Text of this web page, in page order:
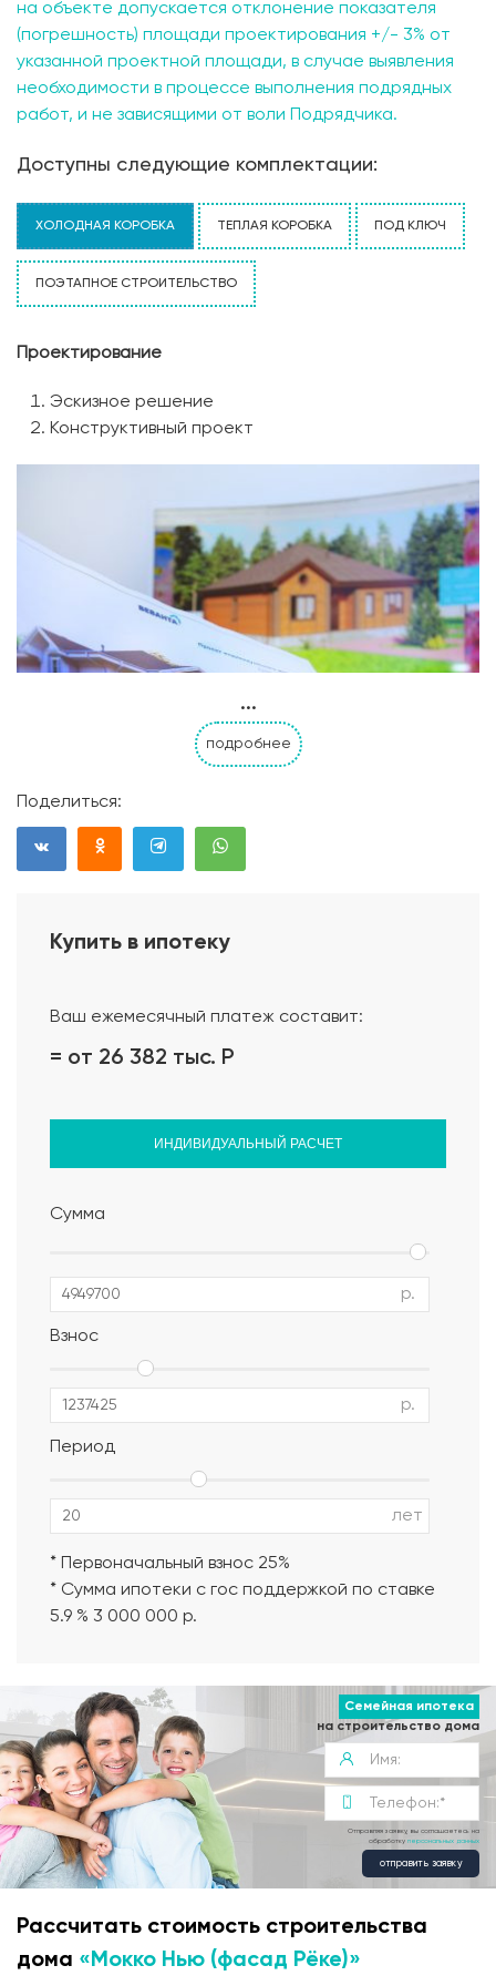
на объекте допускается отклонение показателя
(погрешность) площади проектирования +/- 3% от
указанной проектной площади, в случае выявления
необходимости в процессе выполнения подрядных
работ, и не зависящими от воли Подрядчика.
Доступны следующие комплектации:
ХОЛОДНАЯ КОРОБКА ТЕПЛАЯ КОРОБКА ПОД КЛЮЧ
ПОЭТАПНОЕ СТРОИТЕЛЬСТВО
Проектирование
Эскизное решение
Конструктивный проект
Проект дома
Альбом АР, КР, ИР
...
подробнее
Поделиться:
Купить в ипотеку
Ваш ежемесячный платеж составит:
= от 26 382 тыс. Р
ИНДИВИДУАЛЬНЫЙ РАСЧЕТ
Сумма
р.
Взнос
р.
Период
лет
* Первоначальный взнос 25%
* Сумма ипотеки с гос поддержкой по ставке
5.9 % 3 000 000 р.
Семейная ипотека
на строительство дома
Отправляя заявку, вы соглашаетесь на
обработку персональных данных
отправить заявку
Рассчитать стоимость строительства
дома «Мокко Нью (фасад Рёке)»